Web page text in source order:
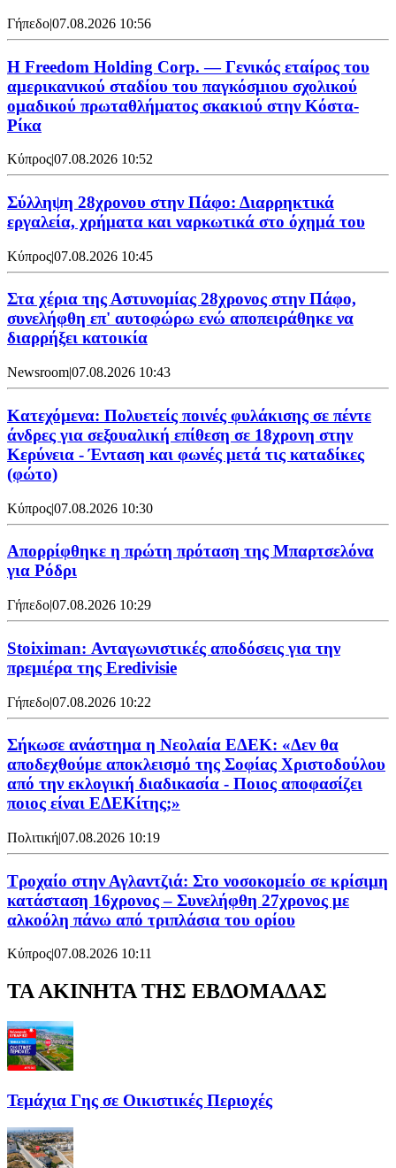
Γήπεδο|07.08.2026 10:56
Η Freedom Holding Corp. — Γενικός εταίρος του
αμερικανικού σταδίου του παγκόσμιου σχολικού
ομαδικού πρωταθλήματος σκακιού στην Κόστα-
Ρίκα
Κύπρος|07.08.2026 10:52
Σύλληψη 28χρονου στην Πάφο: Διαρρηκτικά
εργαλεία, χρήματα και ναρκωτικά στο όχημά του
Κύπρος|07.08.2026 10:45
Στα χέρια της Αστυνομίας 28χρονος στην Πάφο,
συνελήφθη επ' αυτοφώρω ενώ αποπειράθηκε να
διαρρήξει κατοικία
Newsroom|07.08.2026 10:43
Κατεχόμενα: Πολυετείς ποινές φυλάκισης σε πέντε
άνδρες για σεξουαλική επίθεση σε 18χρονη στην
Κερύνεια - Ένταση και φωνές μετά τις καταδίκες
(φώτο)
Κύπρος|07.08.2026 10:30
Απορρίφθηκε η πρώτη πρόταση της Μπαρτσελόνα
για Ρόδρι
Γήπεδο|07.08.2026 10:29
Stoiximan: Ανταγωνιστικές αποδόσεις για την
πρεμιέρα της Eredivisie
Γήπεδο|07.08.2026 10:22
Σήκωσε ανάστημα η Νεολαία ΕΔΕΚ: «Δεν θα
αποδεχθούμε αποκλεισμό της Σοφίας Χριστοδούλου
από την εκλογική διαδικασία - Ποιος αποφασίζει
ποιος είναι ΕΔΕΚίτης;»
Πολιτική|07.08.2026 10:19
Τροχαίο στην Αγλαντζιά: Στο νοσοκομείο σε κρίσιμη
κατάσταση 16χρονος – Συνελήφθη 27χρονος με
αλκοόλη πάνω από τριπλάσια του ορίου
Κύπρος|07.08.2026 10:11
ΤΑ ΑΚΙΝΗΤΑ ΤΗΣ ΕΒΔΟΜΑΔΑΣ
Τεμάχια Γης σε Οικιστικές Περιοχές